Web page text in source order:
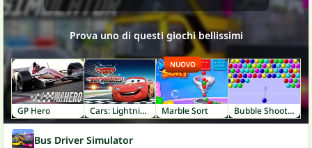
Prova uno di questi giochi bellissimi
GP Hero Cars: Lightning Speed Marble Sort
NUOVO
Bubble Shooter
Bus Driver Simulator